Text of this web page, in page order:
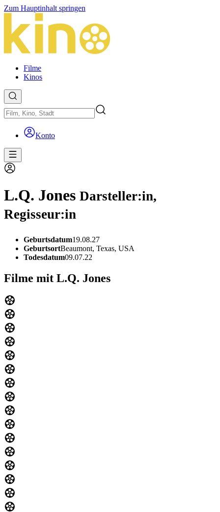
Zum Hauptinhalt springen
Filme
Kinos
Konto
L.Q. Jones Darsteller:in,
Regisseur:in
Geburtsdatum19.08.27
GeburtsortBeaumont, Texas, USA
Todesdatum09.07.22
Filme mit L.Q. Jones